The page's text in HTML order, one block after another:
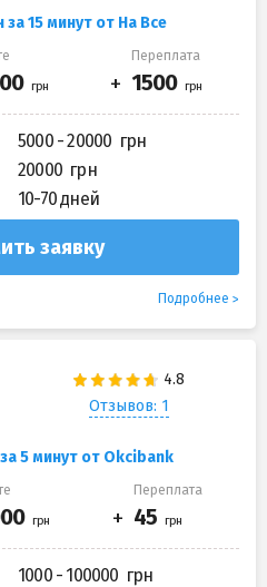
15 минут от На Все
Переплата
5000 - 20000
20000
10-70 дней
заявку
Подробнее
Отзывов: 1
5 минут от Okcibank
Переплата
1000 - 100000